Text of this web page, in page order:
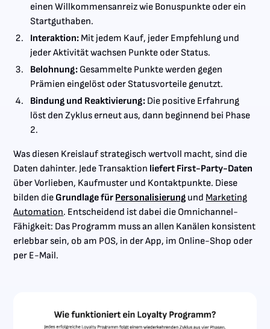
einen Willkommensanreiz wie Bonuspunkte oder ein
Startguthaben.
Interaktion: Mit jedem Kauf, jeder Empfehlung und
jeder Aktivität wachsen Punkte oder Status.
Belohnung: Gesammelte Punkte werden gegen
Prämien eingelöst oder Statusvorteile genutzt.
Bindung und Reaktivierung: Die positive Erfahrung
löst den Zyklus erneut aus, dann beginnend bei Phase
2.
Was diesen Kreislauf strategisch wertvoll macht, sind die
Daten dahinter. Jede Transaktion liefert First-Party-Daten
über Vorlieben, Kaufmuster und Kontaktpunkte. Diese
bilden die Grundlage für Personalisierung und Marketing
Automation. Entscheidend ist dabei die Omnichannel-
Fähigkeit: Das Programm muss an allen Kanälen konsistent
erlebbar sein, ob am POS, in der App, im Online-Shop oder
per E-Mail.